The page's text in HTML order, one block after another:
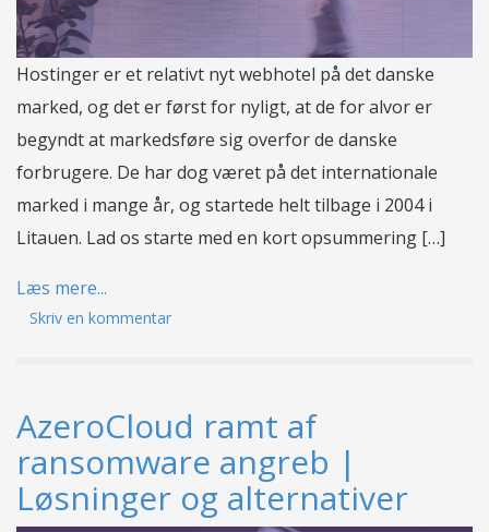
Hostinger er et relativt nyt webhotel på det danske
marked, og det er først for nyligt, at de for alvor er
begyndt at markedsføre sig overfor de danske
forbrugere. De har dog været på det internationale
marked i mange år, og startede helt tilbage i 2004 i
Litauen. Lad os starte med en kort opsummering […]
Læs mere...
Skriv en kommentar
AzeroCloud ramt af
ransomware angreb |
Løsninger og alternativer